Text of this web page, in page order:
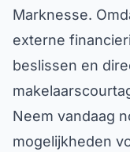
Marknesse.
externe
beslissen en
Neem vandaag
mogelijkheden